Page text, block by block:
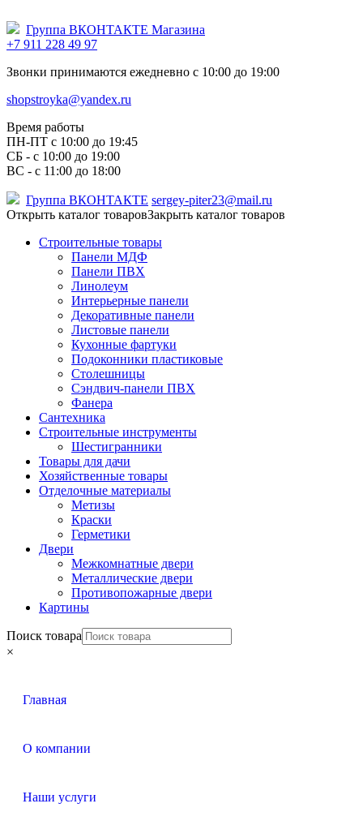
Группа ВКОНТАКТЕ Магазина
+7 911 228 49 97
Звонки принимаются ежедневно с 10:00 до 19:00
shopstroyka@yandex.ru
Время работы
ПН-ПТ c 10:00 до 19:45
СБ - с 10:00 до 19:00
ВС - с 11:00 до 18:00
Группа ВКОНТАКТЕ sergey-piter23@mail.ru
Открыть каталог товаровЗакрыть каталог товаров
Строительные товары
Панели МДФ
Панели ПВХ
Линолеум
Интерьерные панели
Декоративные панели
Листовые панели
Кухонные фартуки
Подоконники пластиковые
Столешницы
Сэндвич-панели ПВХ
Фанера
Сантехника
Строительные инструменты
Шестигранники
Товары для дачи
Хозяйственные товары
Отделочные материалы
Метизы
Краски
Герметики
Двери
Межкомнатные двери
Металлические двери
Противопожарные двери
Картины
Поиск товара
×
Главная
О компании
Наши услуги